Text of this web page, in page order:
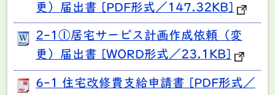
更）届出書 [PDF形式／147.32KB]
2-1①居宅サービス計画作成依頼（変
更）届出書 [WORD形式／23.1KB]
6-1 住宅改修費支給申請書 [PDF形式／